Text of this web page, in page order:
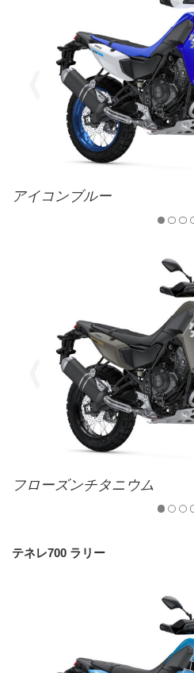
アイコンブルー
フローズンチタニウム
テネレ700 ラリー